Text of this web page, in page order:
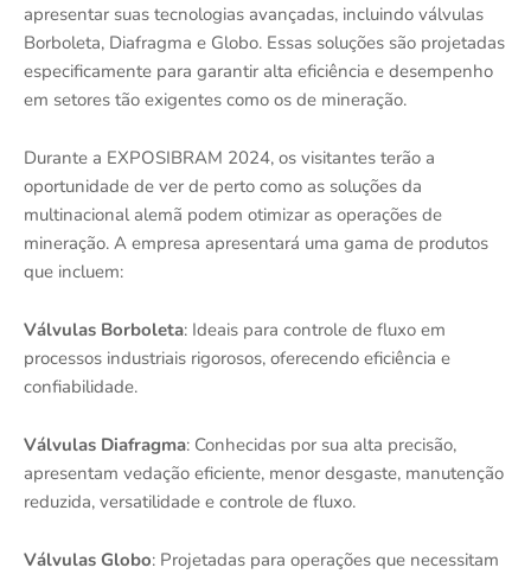
apresentar suas tecnologias avançadas, incluindo válvulas
Borboleta, Diafragma e Globo. Essas soluções são projetadas
especificamente para garantir alta eficiência e desempenho
em setores tão exigentes como os de mineração.
Durante a EXPOSIBRAM 2024, os visitantes terão a
oportunidade de ver de perto como as soluções da
multinacional alemã podem otimizar as operações de
mineração. A empresa apresentará uma gama de produtos
que incluem:
Válvulas Borboleta: Ideais para controle de fluxo em
processos industriais rigorosos, oferecendo eficiência e
confiabilidade.
Válvulas Diafragma: Conhecidas por sua alta precisão,
apresentam vedação eficiente, menor desgaste, manutenção
reduzida, versatilidade e controle de fluxo.
Válvulas Globo: Projetadas para operações que necessitam